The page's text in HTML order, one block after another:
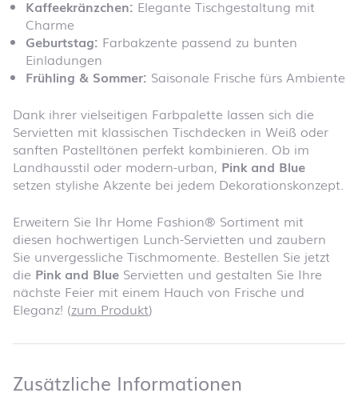
Kaffeekränzchen: Elegante Tischgestaltung mit
Charme
Geburtstag: Farbakzente passend zu bunten
Einladungen
Frühling & Sommer: Saisonale Frische fürs Ambiente
Dank ihrer vielseitigen Farbpalette lassen sich die
Servietten mit klassischen Tischdecken in Weiß oder
sanften Pastelltönen perfekt kombinieren. Ob im
Landhausstil oder modern-urban, Pink and Blue
setzen stylishe Akzente bei jedem Dekorationskonzept.
Erweitern Sie Ihr Home Fashion® Sortiment mit
diesen hochwertigen Lunch-Servietten und zaubern
Sie unvergessliche Tischmomente. Bestellen Sie jetzt
die Pink and Blue Servietten und gestalten Sie Ihre
nächste Feier mit einem Hauch von Frische und
Eleganz! (zum Produkt)
Zusätzliche Informationen